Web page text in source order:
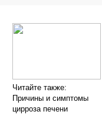
Читайте также:
Причины и симптомы
цирроза печени